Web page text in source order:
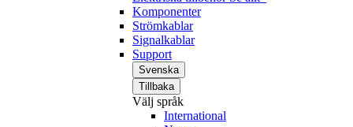
Komponenter
Strömkablar
Signalkablar
Support
Svenska
Tillbaka
Välj språk
International